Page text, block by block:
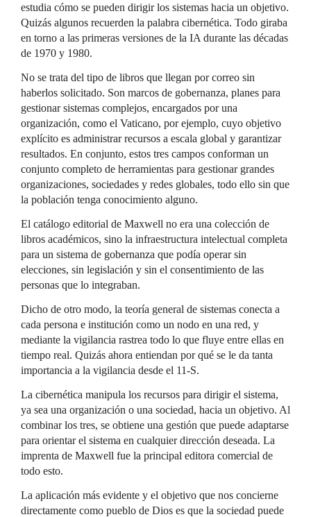
estudia cómo se pueden dirigir los sistemas hacia un objetivo.
Quizás algunos recuerden la palabra cibernética. Todo giraba
en torno a las primeras versiones de la IA durante las décadas
de 1970 y 1980.
No se trata del tipo de libros que llegan por correo sin
haberlos solicitado. Son marcos de gobernanza, planes para
gestionar sistemas complejos, encargados por una
organización, como el Vaticano, por ejemplo, cuyo objetivo
explícito es administrar recursos a escala global y garantizar
resultados. En conjunto, estos tres campos conforman un
conjunto completo de herramientas para gestionar grandes
organizaciones, sociedades y redes globales, todo ello sin que
la población tenga conocimiento alguno.
El catálogo editorial de Maxwell no era una colección de
libros académicos, sino la infraestructura intelectual completa
para un sistema de gobernanza que podía operar sin
elecciones, sin legislación y sin el consentimiento de las
personas que lo integraban.
Dicho de otro modo, la teoría general de sistemas conecta a
cada persona e institución como un nodo en una red, y
mediante la vigilancia rastrea todo lo que fluye entre ellas en
tiempo real. Quizás ahora entiendan por qué se le da tanta
importancia a la vigilancia desde el 11-S.
La cibernética manipula los recursos para dirigir el sistema,
ya sea una organización o una sociedad, hacia un objetivo. Al
combinar los tres, se obtiene una gestión que puede adaptarse
para orientar el sistema en cualquier dirección deseada. La
imprenta de Maxwell fue la principal editora comercial de
todo esto.
La aplicación más evidente y el objetivo que nos concierne
directamente como pueblo de Dios es que la sociedad puede